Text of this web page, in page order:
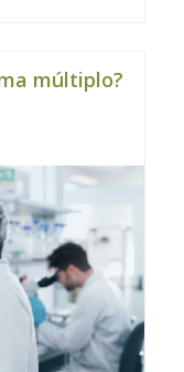
múltiplo?